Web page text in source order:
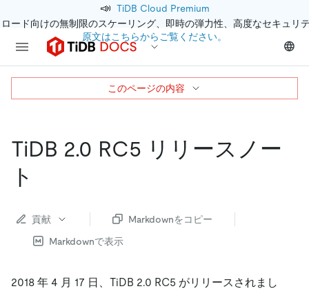
📣 TiDB Cloud Premium
ード向けの無制限のスケーリング、即時の弾力性、高度なセキュリ
原文はこちらからご覧ください。
TiDB 2.0 RC5 リリースノー
ト
貢献
Markdownをコピー
Markdownで表示
2018 年 4 月 17 日、TiDB 2.0 RC5 がリリースされまし
このページの内容